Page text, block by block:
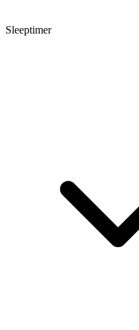
Sleeptimer